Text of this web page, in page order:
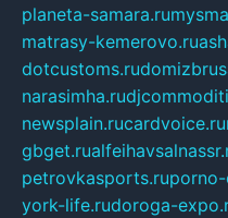
planeta-samara.ru
matrasy-kemerovo.ru
dotcustoms.ru
narasimha.ru
newsplain.rucardvoice.ru
gbget.ru
petrovkasports.ru
york-life.rudoroga-